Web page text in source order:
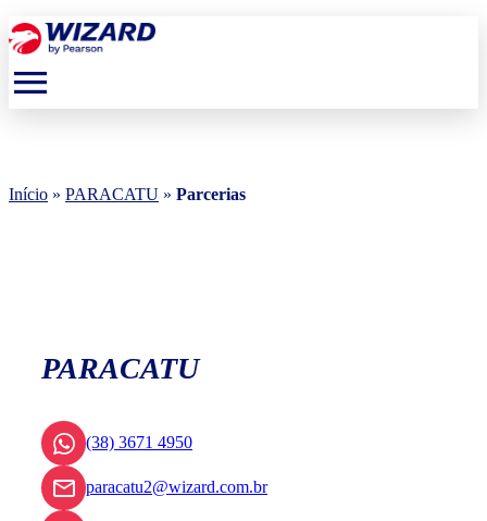
menu
Início » PARACATU » Parcerias
PARACATU
(38) 3671 4950
paracatu2@wizard.com.br